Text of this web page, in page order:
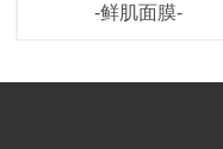
-鲜肌面膜-